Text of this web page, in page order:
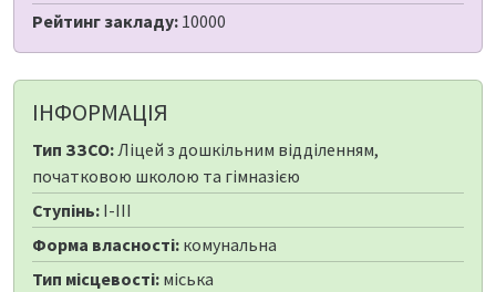
Рейтинг закладу: 10000
ІНФОРМАЦІЯ
Тип ЗЗСО:Ліцей з дошкільним відділенням,
початковою школою та гімназією
Ступінь: I-III
Форма власності: комунальна
Тип місцевості: міська